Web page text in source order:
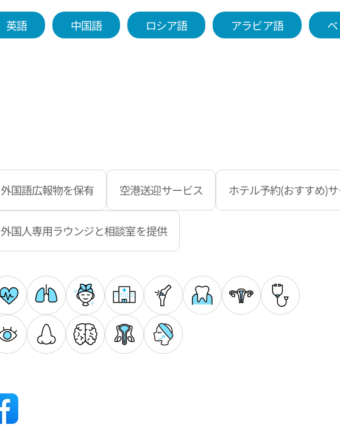
英語 中国語 ロシア語 アラビア語
外国語広報物を保有 空港送迎サービス ホテル予約(おすすめ)
外国人専用ラウンジと相談室を提供